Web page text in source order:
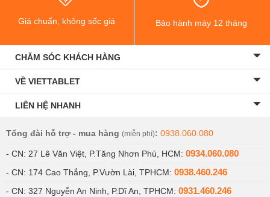
Giá chuẩn, không sốc giá Bảo hành máy 12 tháng
CHĂM SÓC KHÁCH HÀNG
VỀ VIETTABLET
LIÊN HỆ NHANH
Tổng đài hỗ trợ - mua hàng (miễn phí): 0938.060.080
- CN: 27 Lê Văn Việt, P.Tăng Nhơn Phú, HCM: 0934.060.080
- CN: 174 Cao Thắng, P.Vườn Lài, TPHCM: 0938.460.246
- CN: 327 Nguyễn An Ninh, P.Dĩ An, TPHCM: 0931.460.246